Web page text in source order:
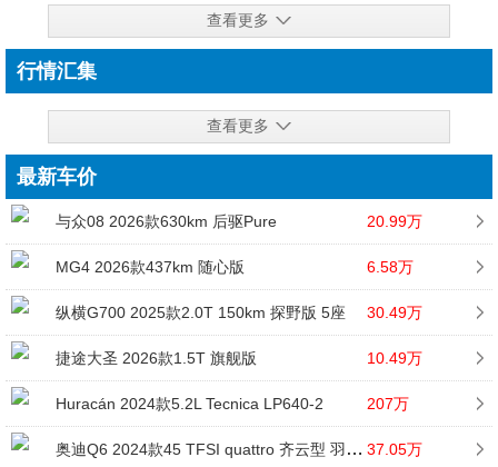
查看更多
行情汇集
查看更多
最新车价
与众08 2026款630km 后驱Pure 20.99万
MG4 2026款437km 随心版 6.58万
纵横G700 2025款2.0T 150km 探野版 5座 30.49万
捷途大圣 2026款1.5T 旗舰版 10.49万
Huracán 2024款5.2L Tecnica LP640-2 207万
奥迪Q6 2024款45 TFSI quattro 齐云型 羽林套装 6座 37.05万